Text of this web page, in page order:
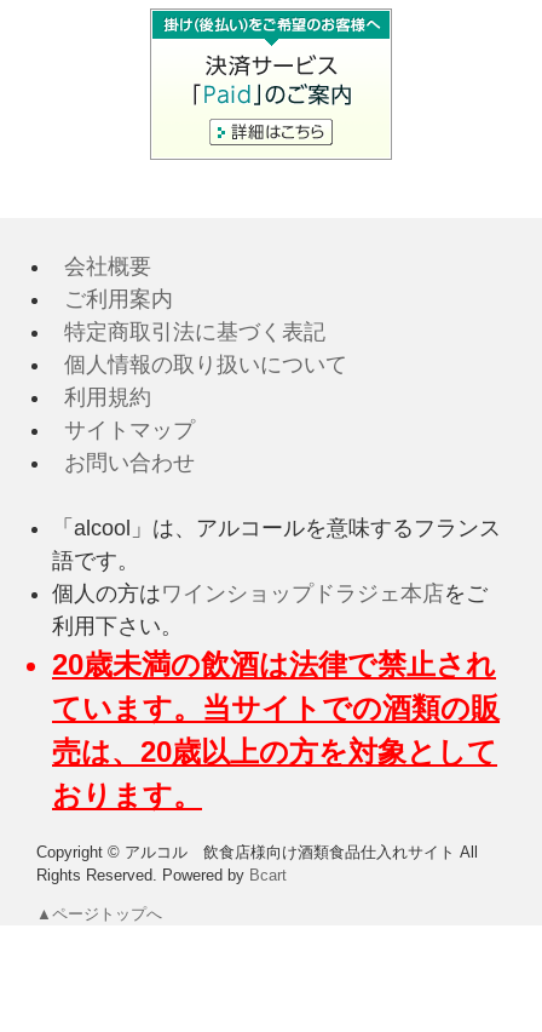
会社概要
ご利用案内
特定商取引法に基づく表記
個人情報の取り扱いについて
利用規約
サイトマップ
お問い合わせ
「alcool」は、アルコールを意味するフランス
語です。
個人の方はワインショップドラジェ本店をご
利用下さい。
20歳未満の飲酒は法律で禁止され
ています。当サイトでの酒類の販
売は、20歳以上の方を対象として
おります。
Copyright © アルコル 飲食店様向け酒類食品仕入れサイト All
Rights Reserved. Powered by Bcart
▲ページトップへ